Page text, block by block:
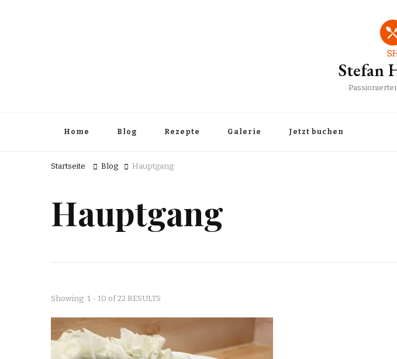
Stefan
Home Blog Rezepte Galerie Jetzt buchen
Startseite Blog Hauptgang
Hauptgang
Showing: 1 - 10 of 22 RESULTS